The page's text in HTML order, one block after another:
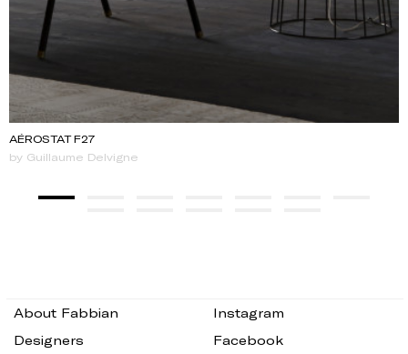
AÉROSTAT F27
by Guillaume Delvigne
About Fabbian
Designers
Instagram
Facebook